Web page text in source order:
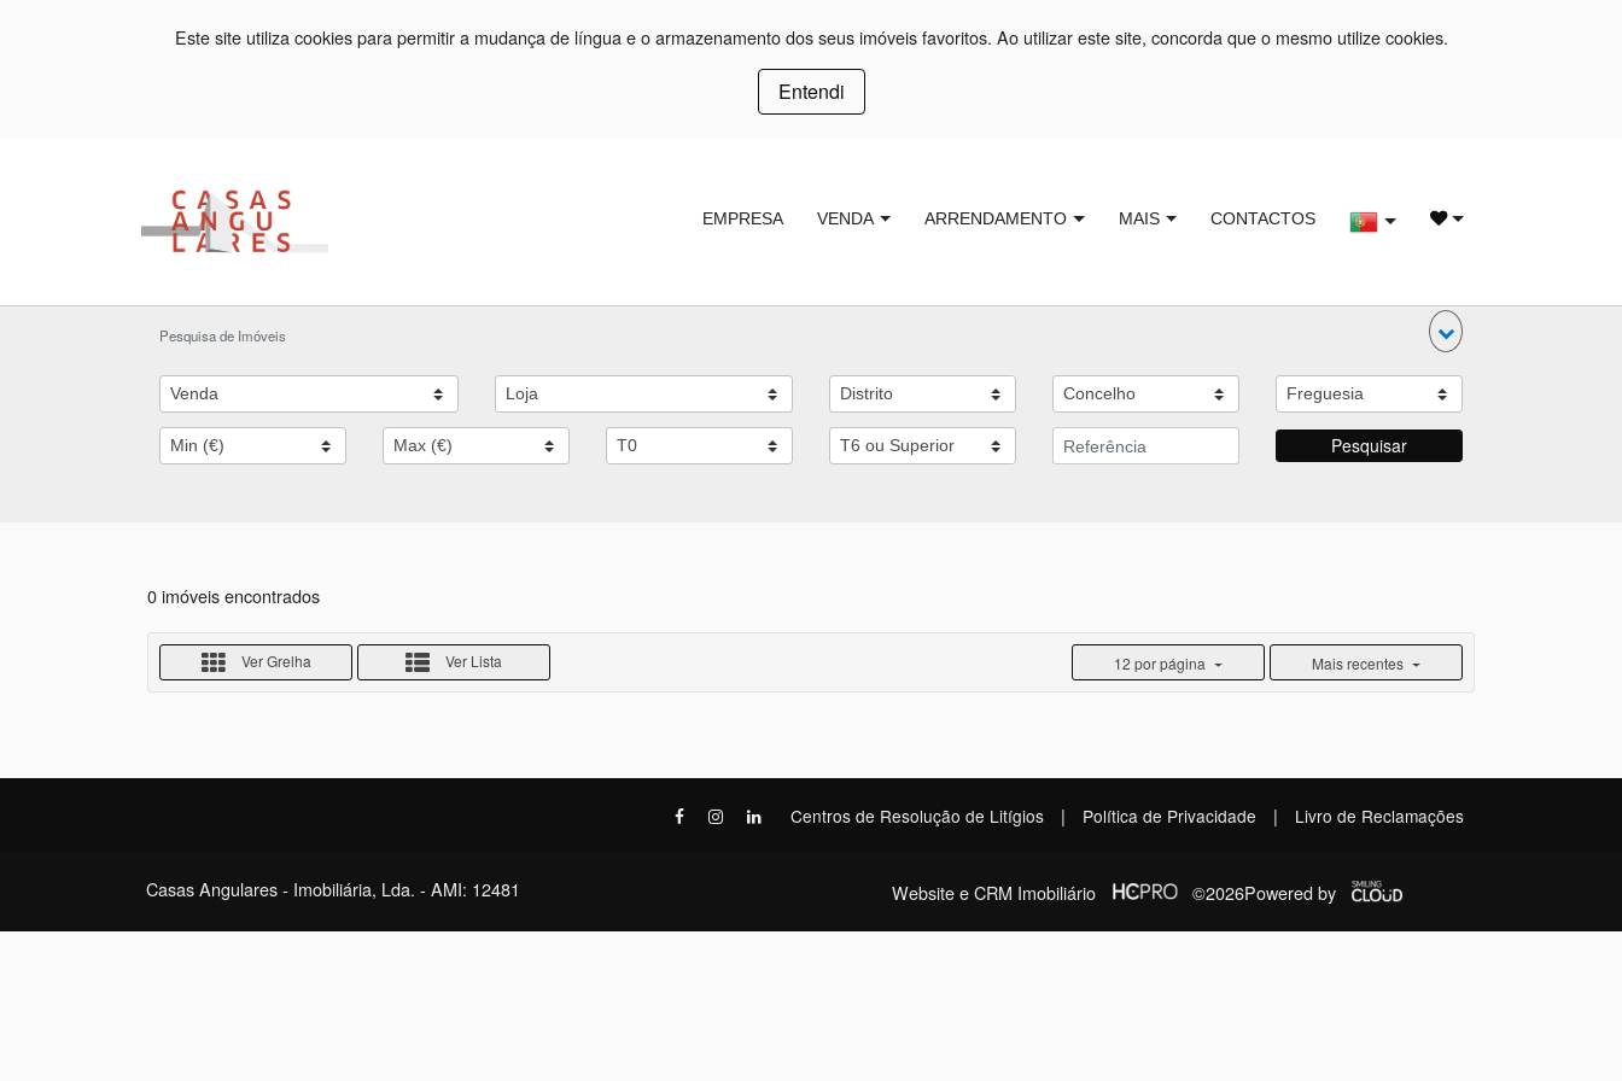
Este site utiliza cookies para permitir a mudança de língua e o armazenamento dos seus imóveis favoritos. Ao utilizar este site, concorda que o mesmo utilize cookies.
Entendi
EMPRESA VENDA ARRENDAMENTO MAIS CONTACTOS
Pesquisa de Imóveis
Pesquisar
0 imóveis encontrados
Ver Grelha Ver Lista 12 por página Mais recentes
Centros de Resolução de Litígios | Política de Privacidade | Livro de Reclamações
Casas Angulares - Imobiliária, Lda. - AMI: 12481 Website e CRM Imobiliário ©2026Powered by